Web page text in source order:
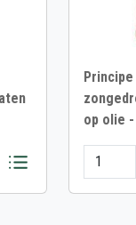
op olie -